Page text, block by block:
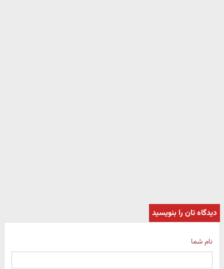
دیدگاه تان را بنویسید
نام شما